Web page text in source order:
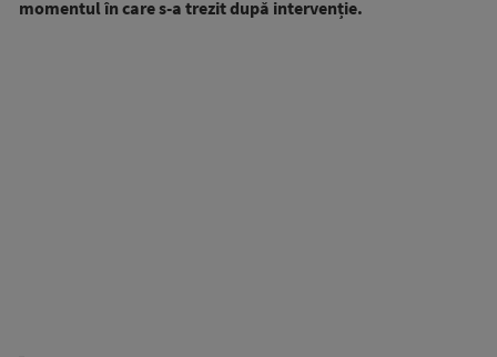
momentul în care s-a trezit după intervenție.